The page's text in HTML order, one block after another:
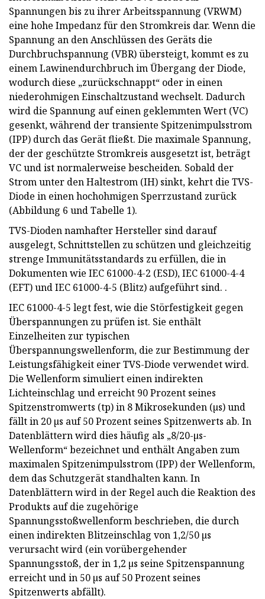
Spannungen bis zu ihrer Arbeitsspannung (VRWM)
eine hohe Impedanz für den Stromkreis dar. Wenn die
Spannung an den Anschlüssen des Geräts die
Durchbruchspannung (VBR) übersteigt, kommt es zu
einem Lawinendurchbruch im Übergang der Diode,
wodurch diese „zurückschnappt“ oder in einen
niederohmigen Einschaltzustand wechselt. Dadurch
wird die Spannung auf einen geklemmten Wert (VC)
gesenkt, während der transiente Spitzenimpulsstrom
(IPP) durch das Gerät fließt. Die maximale Spannung,
der der geschützte Stromkreis ausgesetzt ist, beträgt
VC und ist normalerweise bescheiden. Sobald der
Strom unter den Haltestrom (IH) sinkt, kehrt die TVS-
Diode in einen hochohmigen Sperrzustand zurück
(Abbildung 6 und Tabelle 1).
TVS-Dioden namhafter Hersteller sind darauf
ausgelegt, Schnittstellen zu schützen und gleichzeitig
strenge Immunitätsstandards zu erfüllen, die in
Dokumenten wie IEC 61000-4-2 (ESD), IEC 61000-4-4
(EFT) und IEC 61000-4-5 (Blitz) aufgeführt sind. .
IEC 61000-4-5 legt fest, wie die Störfestigkeit gegen
Überspannungen zu prüfen ist. Sie enthält
Einzelheiten zur typischen
Überspannungswellenform, die zur Bestimmung der
Leistungsfähigkeit einer TVS-Diode verwendet wird.
Die Wellenform simuliert einen indirekten
Lichteinschlag und erreicht 90 Prozent seines
Spitzenstromwerts (tp) in 8 Mikrosekunden (µs) und
fällt in 20 µs auf 50 Prozent seines Spitzenwerts ab. In
Datenblättern wird dies häufig als „8/20-µs-
Wellenform“ bezeichnet und enthält Angaben zum
maximalen Spitzenimpulsstrom (IPP) der Wellenform,
dem das Schutzgerät standhalten kann. In
Datenblättern wird in der Regel auch die Reaktion des
Produkts auf die zugehörige
Spannungsstoßwellenform beschrieben, die durch
einen indirekten Blitzeinschlag von 1,2/50 µs
verursacht wird (ein vorübergehender
Spannungsstoß, der in 1,2 µs seine Spitzenspannung
erreicht und in 50 µs auf 50 Prozent seines
Spitzenwerts abfällt).